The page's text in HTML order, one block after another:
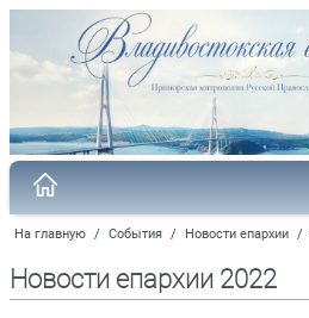
На главную / События / Новости епархии /
Новости епархии 2022